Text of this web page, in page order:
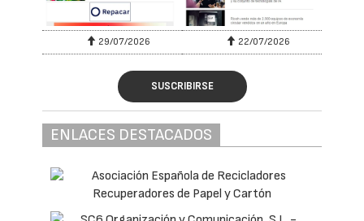
29/07/2026 22/07/2026
SUSCRIBIRSE
ENLACES DESTACADOS